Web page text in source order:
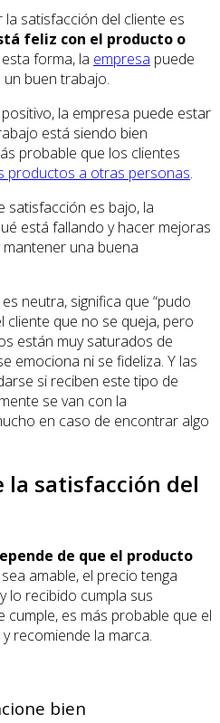
la satisfacción del cliente es
feliz con el producto o
forma, la empresa puede
buen trabajo.
la empresa puede estar
está siendo bien
probable que los clientes
productos a otras personas.
satisfacción es bajo, la
está fallando y hacer mejoras
una buena
neutra, significa que “pudo
cliente que no se queja, pero
están muy saturados de
emociona ni se fideliza. Y las
si reciben este tipo de
se van con la
en caso de encontrar algo
la satisfacción del
de que el producto
amable, el precio tenga
lo recibido cumpla sus
cumple, es más probable que el
recomiende la marca.
bien